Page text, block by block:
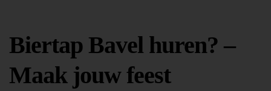
Biertap Bavel huren? –
Maak jouw feest